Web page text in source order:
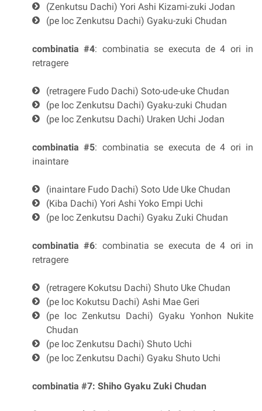
(Zenkutsu Dachi) Yori Ashi Kizami-zuki Jodan
(pe loc Zenkutsu Dachi) Gyaku-zuki Chudan
combinatia #4: combinatia se executa de 4 ori in
retragere
(retragere Fudo Dachi) Soto-ude-uke Chudan
(pe loc Zenkutsu Dachi) Gyaku-zuki Chudan
(pe loc Zenkutsu Dachi) Uraken Uchi Jodan
combinatia #5: combinatia se executa de 4 ori in
inaintare
(inaintare Fudo Dachi) Soto Ude Uke Chudan
(Kiba Dachi) Yori Ashi Yoko Empi Uchi
(pe loc Zenkutsu Dachi) Gyaku Zuki Chudan
combinatia #6: combinatia se executa de 4 ori in
retragere
(retragere Kokutsu Dachi) Shuto Uke Chudan
(pe loc Kokutsu Dachi) Ashi Mae Geri
(pe loc Zenkutsu Dachi) Gyaku Yonhon Nukite
Chudan
(pe loc Zenkutsu Dachi) Shuto Uchi
(pe loc Zenkutsu Dachi) Gyaku Shuto Uchi
combinatia #7: Shiho Gyaku Zuki Chudan